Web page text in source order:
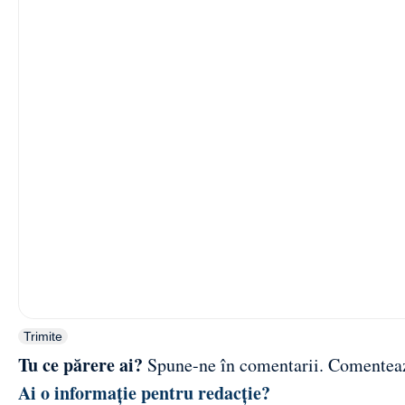
Trimite
Tu ce părere ai? Spune-ne în comentarii.
Ai o informație pentru redacție?